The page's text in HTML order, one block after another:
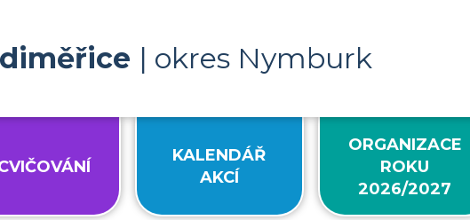
| okres Nymburk
KALENDÁŘ
AKCÍ
ORGANIZACE
ROKU
2026/2027